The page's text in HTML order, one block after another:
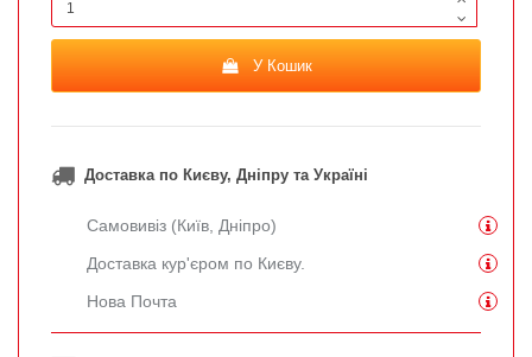
У Кошик
Доставка по Києву, Дніпру та Україні
Самовивіз (Київ, Дніпро)
Доставка кур'єром по Києву.
Нова Почта